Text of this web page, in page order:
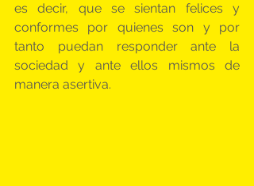
es decir, que se sientan felices y
conformes por quienes son y por
tanto puedan responder ante la
sociedad y ante ellos mismos de
manera asertiva.